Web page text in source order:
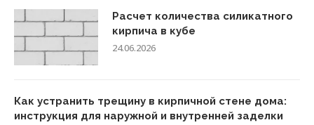
Расчет количества силикатного
кирпича в кубе
24.06.2026
Как устранить трещину в кирпичной стене дома:
инструкция для наружной и внутренней заделки